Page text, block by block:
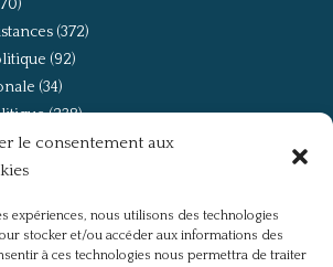
le consentement aux
expériences, nous utilisons des technologies
stocker et/ou accéder aux informations des
à ces technologies nous permettra de traiter
(372)
(92)
(34)
(238)
et la Déportation
intelligentsia, médias(750)